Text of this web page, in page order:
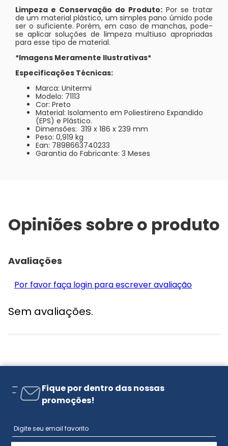
Limpeza e Conservação do Produto: Por se tratar
de um material plástico, um simples pano úmido pode
ser o suficiente. Porém, em caso de manchas, pode-
se aplicar soluções de limpeza multiuso apropriadas
para esse tipo de material.
*Imagens Meramente Ilustrativas*
Especificações Técnicas:
Marca: Unitermi
Modelo: 71113
Cor: Preto
Material: Isolamento em Poliestireno Expandido
(EPS) e Plástico.
Dimensões: 319 x 186 x 239 mm
Peso: 0,919 kg
Ean: 7898663740233
Garantia do Fabricante: 3 Meses
Opiniões sobre o produto
Avaliações
Por favor faça login para escrever avaliação
Sem avaliações.
Fique por dentro das nossas
promoções!